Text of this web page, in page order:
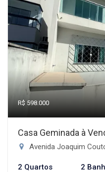
R$ 598.000
Casa Geminada à
Avenida Joaquim
2 Quartos 2